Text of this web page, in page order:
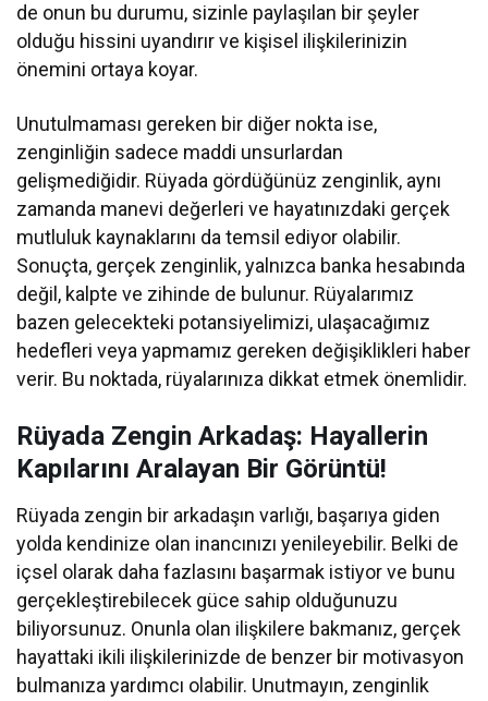
de onun bu durumu, sizinle paylaşılan bir şeyler
olduğu hissini uyandırır ve kişisel ilişkilerinizin
önemini ortaya koyar.
Unutulmaması gereken bir diğer nokta ise,
zenginliğin sadece maddi unsurlardan
gelişmediğidir. Rüyada gördüğünüz zenginlik, aynı
zamanda manevi değerleri ve hayatınızdaki gerçek
mutluluk kaynaklarını da temsil ediyor olabilir.
Sonuçta, gerçek zenginlik, yalnızca banka hesabında
değil, kalpte ve zihinde de bulunur. Rüyalarımız
bazen gelecekteki potansiyelimizi, ulaşacağımız
hedefleri veya yapmamız gereken değişiklikleri haber
verir. Bu noktada, rüyalarınıza dikkat etmek önemlidir.
Rüyada Zengin Arkadaş: Hayallerin
Kapılarını Aralayan Bir Görüntü!
Rüyada zengin bir arkadaşın varlığı, başarıya giden
yolda kendinize olan inancınızı yenileyebilir. Belki de
içsel olarak daha fazlasını başarmak istiyor ve bunu
gerçekleştirebilecek güce sahip olduğunuzu
biliyorsunuz. Onunla olan ilişkilere bakmanız, gerçek
hayattaki ikili ilişkilerinizde de benzer bir motivasyon
bulmanıza yardımcı olabilir. Unutmayın, zenginlik